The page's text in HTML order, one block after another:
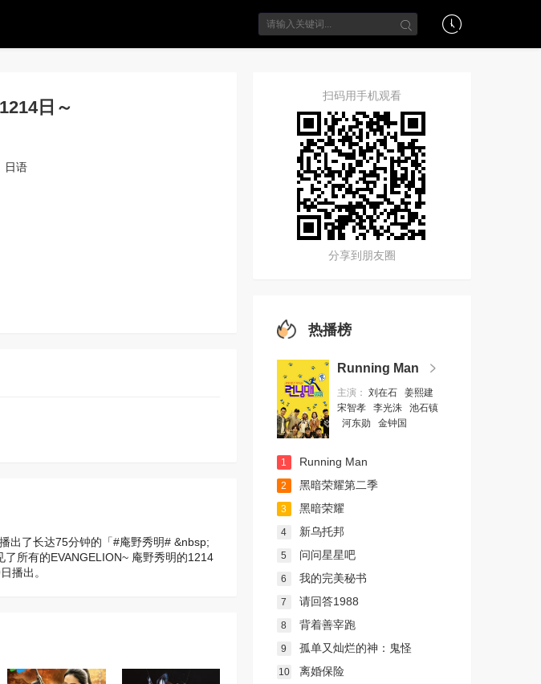
日～
日语
出了长达75分钟的「#庵野秀明# &nbsp;
所有的EVANGELION~ 庵野秀明的1214
播出。
扫码用手机观看
分享到朋友圈
热播榜
Running Man
主演： 刘在石
姜熙建
宋智孝
李光洙
池石镇
河东勋
金钟国
1 Running Man
2 黑暗荣耀第二季
3 黑暗荣耀
4 新乌托邦
5 问问星星吧
6 我的完美秘书
7 请回答1988
8 背着善宰跑
9 孤单又灿烂的神：鬼怪
10 离婚保险